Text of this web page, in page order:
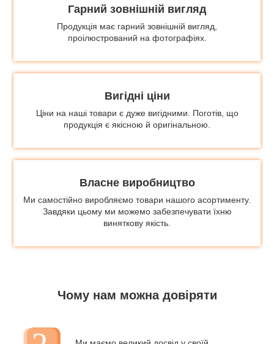
Гарний зовнішній вигляд
Продукція має гарний зовнішній вигляд,
проілюстрований на фотографіях.
Вигідні ціни
Ціни на наші товари є дуже вигідними. Поготів, що
продукція є якісною й оригінальною.
Власне виробництво
Ми самостійно виробляємо товари нашого асортименту.
Завдяки цьому ми можемо забезпечувати їхню
виняткову якість.
Чому нам можна довіряти